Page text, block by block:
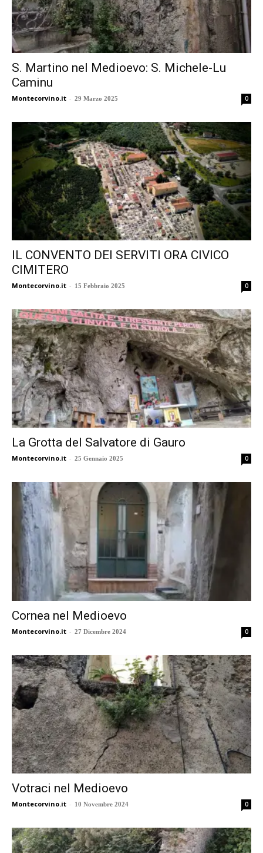
S. Martino nel Medioevo: S. Michele-Lu
Caminu
Montecorvino.it - 29 Marzo 2025 0
IL CONVENTO DEI SERVITI ORA CIVICO
CIMITERO
Montecorvino.it - 15 Febbraio 2025 0
La Grotta del Salvatore di Gauro
Montecorvino.it - 25 Gennaio 2025 0
Cornea nel Medioevo
Montecorvino.it - 27 Dicembre 2024 0
Votraci nel Medioevo
Montecorvino.it - 10 Novembre 2024 0